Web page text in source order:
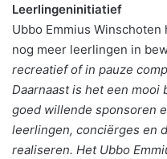
Leerlingeninitiatief
Ubbo Emmius
nog meer leerlingen in
recreatief of in pauze
Daarnaast is het een mooi
goed willende sponsoren
leerlingen, conciërges en
realiseren. Het Ubbo